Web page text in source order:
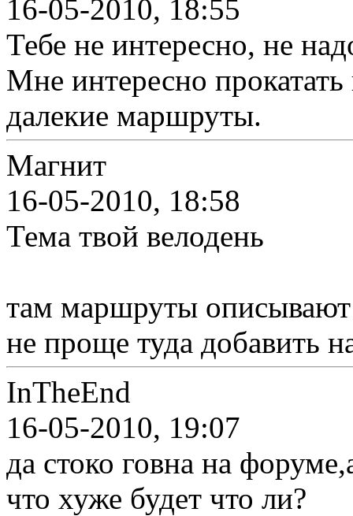
16-05-2010, 18:55
Тебе не интересно, не
Мне интересно
далекие маршруты.
Магнит
16-05-2010, 18:58
Тема твой велодень
там маршруты описывают
не проще туда добавить
InTheEnd
16-05-2010, 19:07
да стоко говна на
что хуже будет что ли?